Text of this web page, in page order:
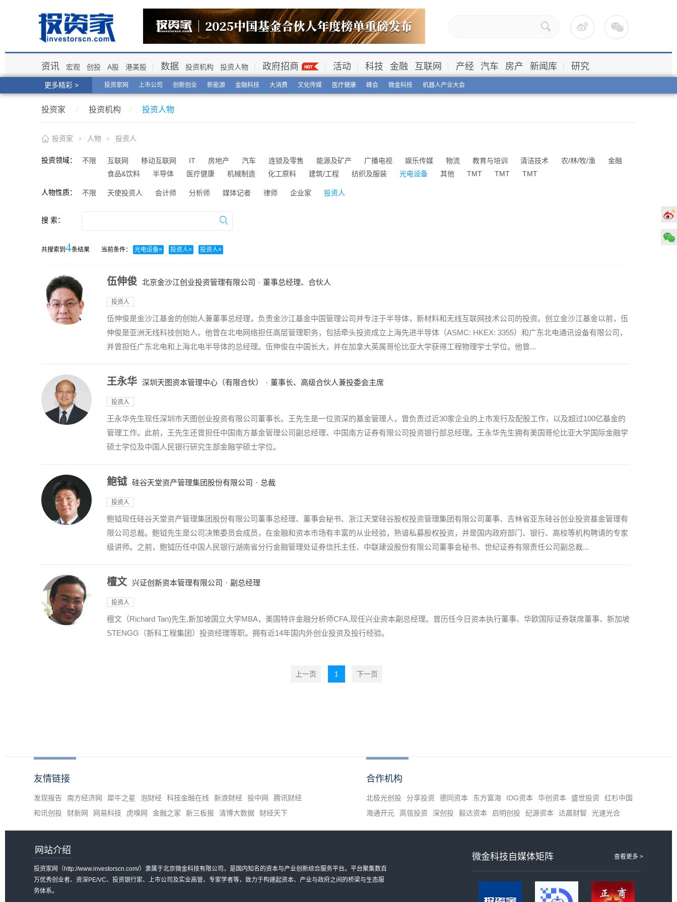
更多精彩 > 投资家网 上市公司 创新创业 新能源 金融科技 大消费 文化传媒 医疗健康 峰会 微金科技 机器人产业大会
资讯 宏观 创投 A股 港美股 数据 投资机构 投资人物 政府招商 活动 科技 金融 互联网 产经 汽车 房产 新闻库 研究
投资家 / 投资机构 / 投资人物
投资家 人物 投资人
投资领域： 不限 互联网 移动互联网 IT 房地产 汽车 连锁及零售 能源及矿产 广播电视 娱乐传媒 物流 教育与培训 清洁技术 农/林/牧/渔
金融
食品&饮料
半导体 医疗健康 机械制造 化工原料 建筑/工程 纺织及服装 光电设备 其他 TMT TMT TMT
人物性质： 不限 天使投资人 会计师 分析师 媒体记者 律师 企业家 投资人
搜 索：
共搜索到 4条结果 当前条件： 光电设备× 投资人× 投资人×
伍伸俊 北京金沙江创业投资管理有限公司 · 董事总经理、合伙人
投资人
伍伸俊是金沙江基金的创始人兼董事总经理，负责金沙江基金中国管理公司并专注于半导体，新材料和无线互联网技术公司的投资。创立金沙江基金以前，伍
伸俊是亚洲无线科技创始人。他曾在北电网络担任高层管理职务，包括牵头投资成立上海先进半导体（ASMC: HKEX: 3355）和广东北电通讯设备有限公司，
并曾担任广东北电和上海北电半导体的总经理。伍伸俊在中国长大，并在加拿大英属哥伦比亚大学获得工程物理学士学位。他曾...
王永华 深圳天图资本管理中心（有限合伙） · 董事长、高级合伙人兼投委会主席
投资人
王永华先生现任深圳市天图创业投资有限公司董事长。王先生是一位资深的基金管理人，曾负责过近30家企业的上市发行及配股工作，以及超过100亿基金的
管理工作。此前，王先生还曾担任中国南方基金管理公司副总经理、中国南方证券有限公司投资银行部总经理。王永华先生拥有美国哥伦比亚大学国际金融学
硕士学位及中国人民银行研究生部金融学硕士学位。
鲍钺 硅谷天堂资产管理集团股份有限公司 · 总裁
投资人
鲍钺现任硅谷天堂资产管理集团股份有限公司董事总经理、董事会秘书、浙江天堂硅谷股权投资管理集团有限公司董事、吉林省亚东硅谷创业投资基金管理有
限公司总裁。鲍钺先生是公司决策委员会成员，在金融和资本市场有丰富的从业经验，熟谙私募股权投资，并是国内政府部门、银行、高校等机构聘请的专家
级讲师。之前，鲍钺历任中国人民银行湖南省分行金融管理处证券信托主任、中联建设股份有限公司董事会秘书、世纪证券有限责任公司副总裁...
檀文 兴证创新资本管理有限公司 · 副总经理
投资人
檀文（Richard Tan)先生,新加坡国立大学MBA，美国特许金融分析师CFA,现任兴业资本副总经理。曾历任今日资本执行董事、华欧国际证券联席董事、新加坡
STENGG（新科工程集团）投资经理等职。拥有近14年国内外创业投资及投行经验。
上一页 1 下一页
友情链接
发现报告 南方经济网 犀牛之星 泡财经 科技金融在线 新浪财经 投中网
腾讯财经
和讯创投
财新网 网易科技 虎嗅网 金融之家 新三板报 清博大数据 财经天下
合作机构
北极光创投 分享投资 德同资本 东方富海 IDG资本 华创资本 盛世投资
红杉中国
海通开元
高瓴投资 深创投 毅达资本 启明创投 纪源资本 达晨财智 光速光合
网站介绍
投资家网（http://www.investorscn.com/）隶属于北京微金科技有限公司，是国内知名的资本与产业创新综合服务平台。平台聚集数百
万优秀创业者、资深PE/VC、投资银行家、上市公司及实业高管、专家学者等，致力于构建起资本、产业与政府之间的桥梁与生态服
务体系。
查看更多 >
微金科技自媒体矩阵